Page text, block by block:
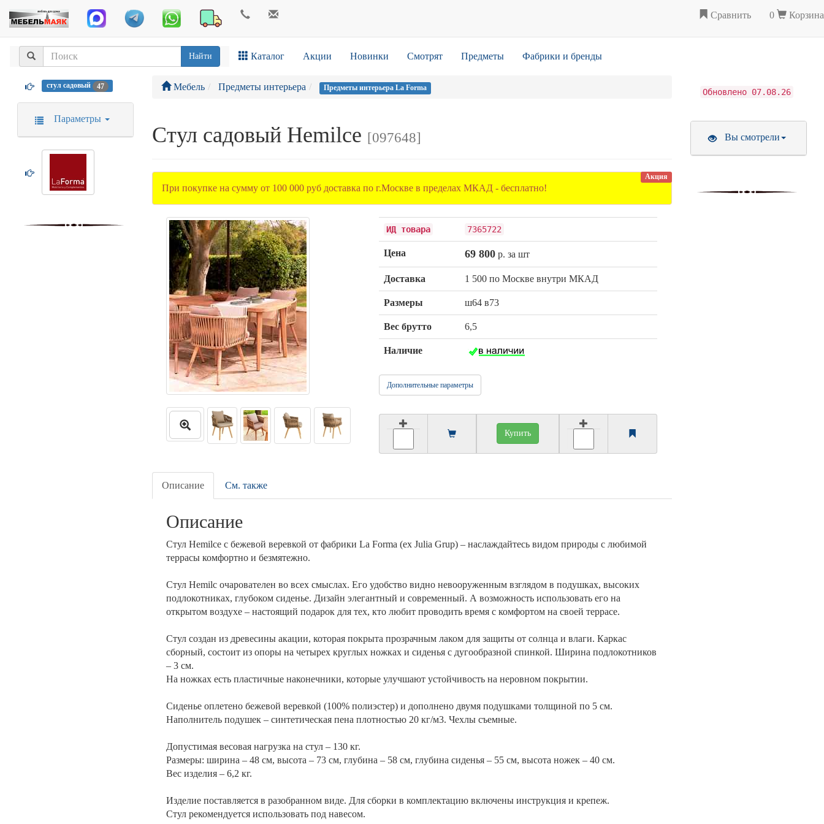
Сравнить 0 Корзина
Найти Каталог Акции Новинки Смотрят Предметы Фабрики и бренды
Мебель Предметы интерьера Предметы интерьера La Forma
Стул садовый Hemilce [097648]
Акция
При покупке на сумму от 100 000 руб доставка по г.Москве в пределах МКАД - бесплатно!
ИД товара 7365722
Цена 69 800р. за шт
Доставка 1 500 по Москве внутри МКАД
Размеры ш64 в73
Вес брутто 6,5
Наличие
Дополнительные параметры
Купить
Описание См. также
Описание
Стул Hemilce с бежевой веревкой от фабрики La Forma (ex Julia Grup) – наслаждайтесь видом природы с любимой
террасы комфортно и безмятежно.
Стул Hemilc очарователен во всех смыслах. Его удобство видно невооруженным взглядом в подушках, высоких
подлокотниках, глубоком сиденье. Дизайн элегантный и современный. А возможность использовать его на
открытом воздухе – настоящий подарок для тех, кто любит проводить время с комфортом на своей террасе.
Стул создан из древесины акации, которая покрыта прозрачным лаком для защиты от солнца и влаги. Каркас
сборный, состоит из опоры на четырех круглых ножках и сиденья с дугообразной спинкой. Ширина подлокотников
– 3 см.
На ножках есть пластичные наконечники, которые улучшают устойчивость на неровном покрытии.
Сиденье оплетено бежевой веревкой (100% полиэстер) и дополнено двумя подушками толщиной по 5 см.
Наполнитель подушек – синтетическая пена плотностью 20 кг/м3. Чехлы съемные.
Допустимая весовая нагрузка на стул – 130 кг.
Размеры: ширина – 48 см, высота – 73 см, глубина – 58 см, глубина сиденья – 55 см, высота ножек – 40 см.
Вес изделия – 6,2 кг.
Изделие поставляется в разобранном виде. Для сборки в комплектацию включены инструкция и крепеж.
Стул рекомендуется использовать под навесом.
стул садовый 47
Параметры
Обновлено 07.08.26
Вы смотрели